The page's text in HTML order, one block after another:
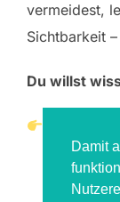
vermeidest,
Sichtbarkeit
Du willst
Damit